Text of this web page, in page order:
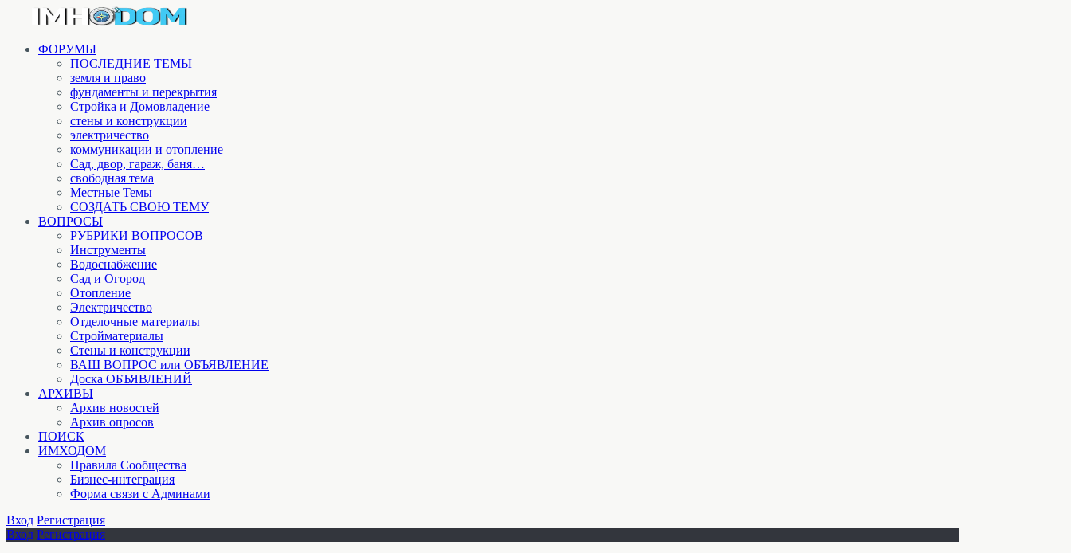
ФОРУМЫ
ПОСЛЕДНИЕ ТЕМЫ
земля и право
фундаменты и перекрытия
Стройка и Домовладение
стены и конструкции
электричество
коммуникации и отопление
Cад, двор, гараж, баня…
свободная тема
Местные Темы
СОЗДАТЬ СВОЮ ТЕМУ
ВОПРОСЫ
РУБРИКИ ВОПРОСОВ
Инструменты
Водоснабжение
Сад и Огород
Отопление
Электричество
Отделочные материалы
Стройматериалы
Стены и конструкции
ВАШ ВОПРОС или ОБЪЯВЛЕНИЕ
Доска ОБЪЯВЛЕНИЙ
АРХИВЫ
Архив новостей
Архив опросов
ПОИСК
ИМХОДОМ
Правила Сообщества
Бизнес-интеграция
Форма связи с Админами
Вход Регистрация
Вход Регистрация